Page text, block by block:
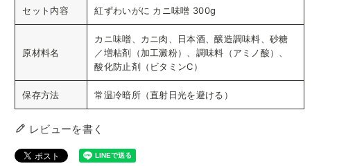
セット内容 紅ずわいがに カニ味噌 300g
原材料名
カニ味噌、カニ肉、日本酒、醸造調味料、砂糖
／増粘剤（加工澱粉）、調味料（アミノ酸）、
酸化防止剤（ビタミンC）
保存方法 常温冷暗所（直射日光を避ける）
レビューを書く